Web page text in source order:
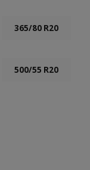
365/80 R20
500/55 R20